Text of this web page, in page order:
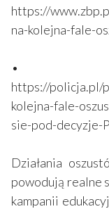
https://
na-kolejna-fale-
•
https://policja.pl/
kolejna-fale-
sie-pod-decyzje-
Działania
powodują realne
kampanii